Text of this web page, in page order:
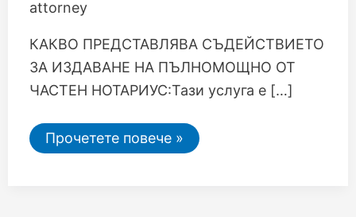
attorney
КАКВО ПРЕДСТАВЛЯВА СЪДЕЙСТВИЕТО
ЗА ИЗДАВАНЕ НА ПЪЛНОМОЩНО ОТ
ЧАСТЕН НОТАРИУС:Тази услуга е […]
Прочетете повече »